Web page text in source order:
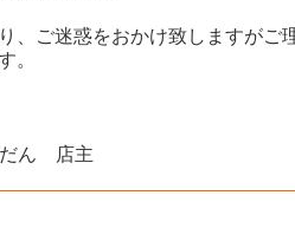
、ご迷惑をおかけ致しますがご
。
だん 店主